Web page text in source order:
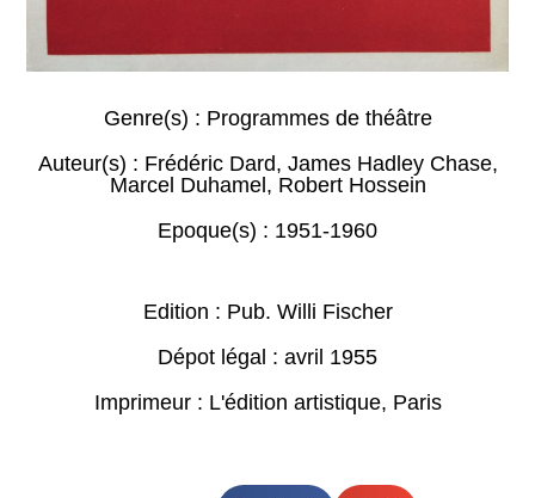
Genre(s) : Programmes de théâtre
Auteur(s) : Frédéric Dard, James Hadley Chase,
Marcel Duhamel, Robert Hossein
Epoque(s) : 1951-1960
Edition : Pub. Willi Fischer
Dépot légal : avril 1955
Imprimeur : L'édition artistique, Paris